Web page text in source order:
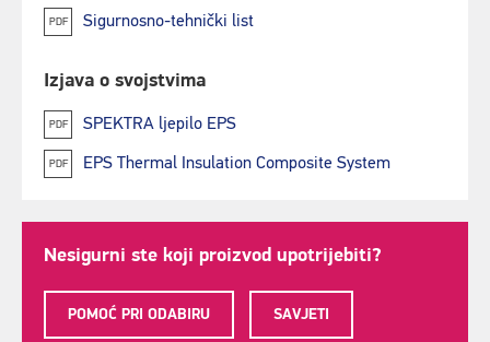
PDF Sigurnosno-tehnički list
Izjava o svojstvima
PDF SPEKTRA ljepilo EPS
PDF EPS Thermal Insulation Composite System
Nesigurni ste koji proizvod upotrijebiti?
POMOĆ PRI ODABIRU SAVJETI